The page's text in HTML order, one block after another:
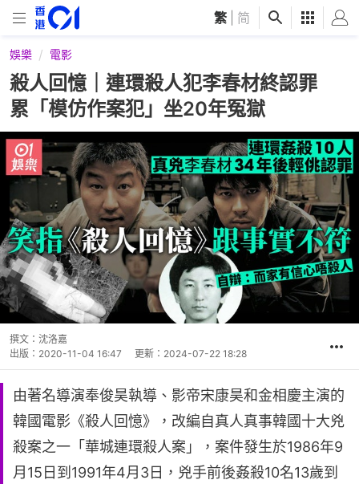
繁 简
娛樂 電影
殺人回憶｜連環殺人犯李春材終認罪
累「模仿作案犯」坐20年冤獄
撰文： 沈洛嘉
出版： 2020-11-04 16:47 更新： 2024-07-22 18:28
由著名導演奉俊昊執導、影帝宋康昊和金相慶主演的
韓國電影《殺人回憶》，改編自真人真事韓國十大兇
殺案之一「華城連環殺人案」，案件發生於1986年9
月15日到1991年4月3日，兇手前後姦殺10名13歲到